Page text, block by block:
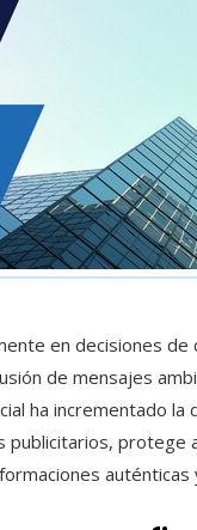
en decisiones de
de mensajes
ha incrementado la
publicitarios, protege
auténticas